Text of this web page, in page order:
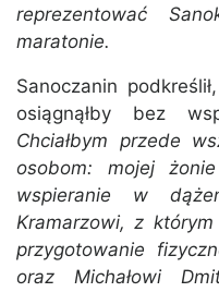
reprezentować
maratonie.
Sanoczanin
osiągnąłby bez
Chciałbym przede
osobom: mojej
wspieranie w
Kramarzowi, z
przygotowanie
oraz Michałowi